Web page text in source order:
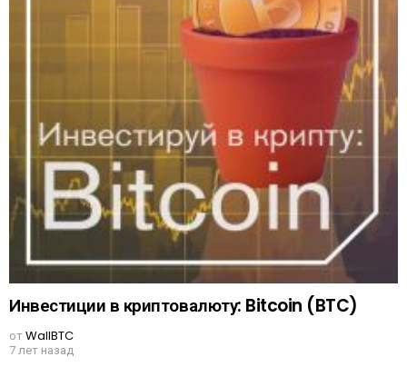
Инвестиции в криптовалюту: Bitcoin (BTC)
отWallBTC
7 лет назад